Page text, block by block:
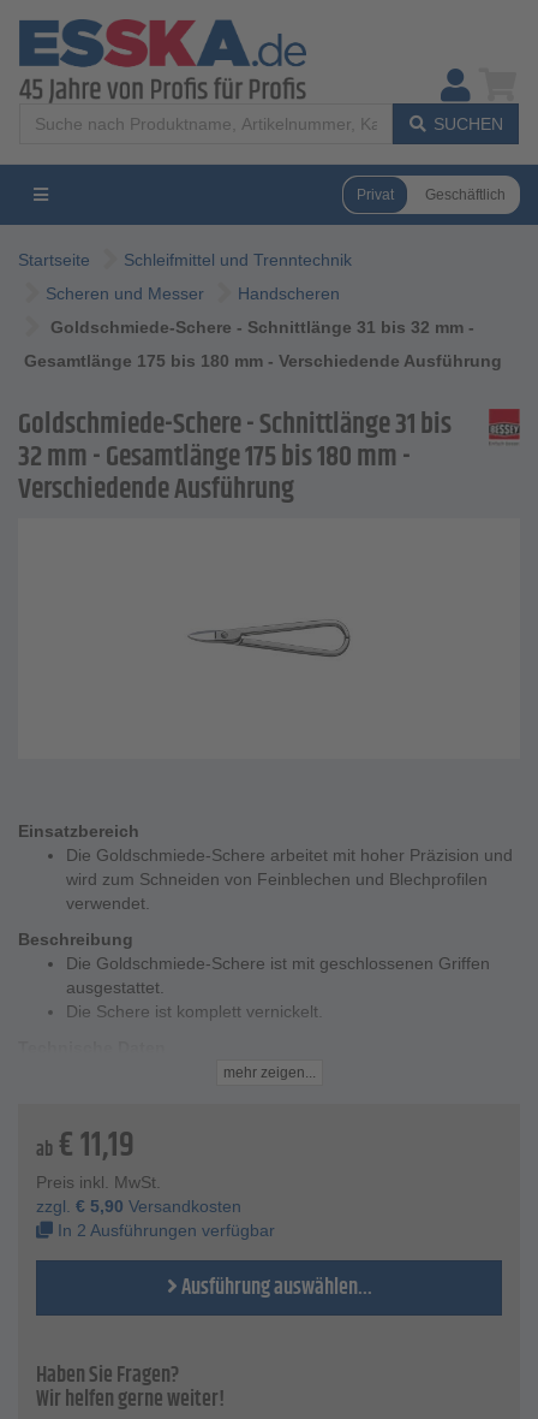
SUCHEN
Privat Geschäftlich
Startseite
Schleifmittel und Trenntechnik
Scheren und Messer
Handscheren
Goldschmiede-Schere - Schnittlänge 31 bis 32 mm -
Gesamtlänge 175 bis 180 mm - Verschiedende Ausführung
Goldschmiede-Schere - Schnittlänge 31 bis
32 mm - Gesamtlänge 175 bis 180 mm -
Verschiedende Ausführung
Einsatzbereich
Die Goldschmiede-Schere arbeitet mit hoher Präzision und
wird zum Schneiden von Feinblechen und Blechprofilen
verwendet.
Beschreibung
Die Goldschmiede-Schere ist mit geschlossenen Griffen
ausgestattet.
Die Schere ist komplett vernickelt.
Schnittlänge - 31 bis 32 mm
mehr zeigen...
ab €11,19
Preis inkl. MwSt.
zzgl. € 5,90 Versandkosten
In 2 Ausführungen verfügbar
Ausführung auswählen...
Haben Sie Fragen?
Wir helfen gerne weiter!